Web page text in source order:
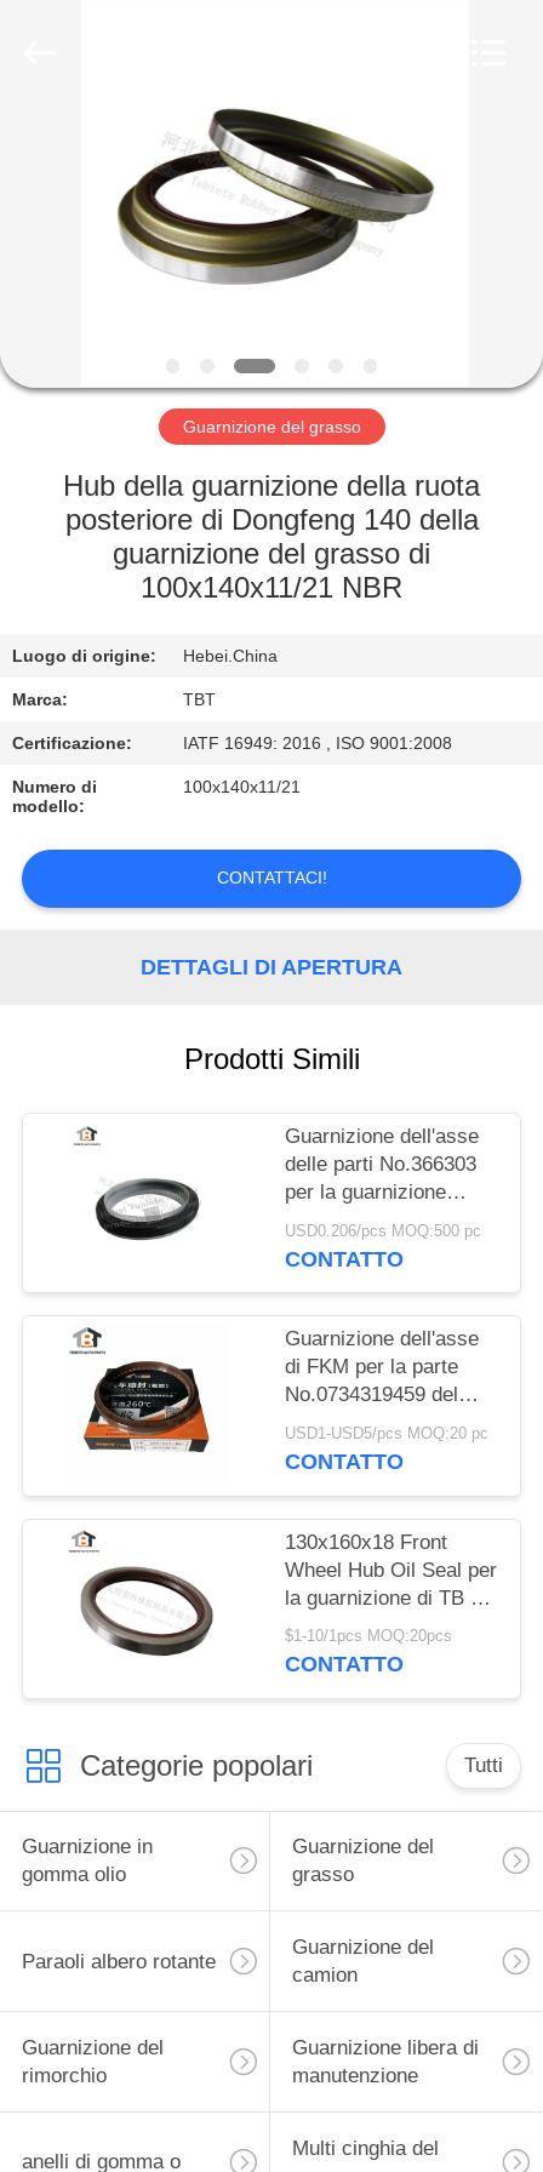
PRODOTTI
GIRO
FABBRICA
CONTROLLO
CONTATTICI
NOTIZIE
CASI
Guarnizione del grasso
Hub della guarnizione della ruota
posteriore di Dongfeng 140 della
guarnizione del grasso di
100x140x11/21 NBR
Luogo di origine: Hebei.China
Marca: TBT
Certificazione: IATF 16949: 2016 , ISO 9001:2008
Numero di
modello:
100x140x11/21
CONTATTACI!
DETTAGLI DI APERTURA
Prodotti Simili
Guarnizione dell'asse
delle parti No.366303
per la guarnizione
dell'albero a gomito
delle parti del camion
USD0.206/pcs MOQ:500 pc
CONTATTO
Guarnizione dell'asse
di FKM per la parte
No.0734319459 del
camion di /VOLVO
/MAN /DAF /IVECO
USD1-USD5/pcs MOQ:20 pc
CONTATTO
130x160x18 Front
Wheel Hub Oil Seal per
la guarnizione di TB di
Mercedes Benz
$1-10/1pcs MOQ:20pcs
CONTATTO
Categorie popolari Tutti
Guarnizione in
gomma olio
Guarnizione del
grasso
Paraoli albero rotante
Guarnizione del
camion
Guarnizione del
rimorchio
Guarnizione libera di
manutenzione
anelli di gomma o
Multi cinghia del